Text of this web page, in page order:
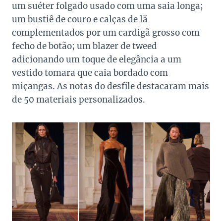
um suéter folgado usado com uma saia longa;
um bustiê de couro e calças de lã
complementados por um cardigã grosso com
fecho de botão; um blazer de tweed
adicionando um toque de elegância a um
vestido tomara que caia bordado com
miçangas. As notas do desfile destacaram mais
de 50 materiais personalizados.